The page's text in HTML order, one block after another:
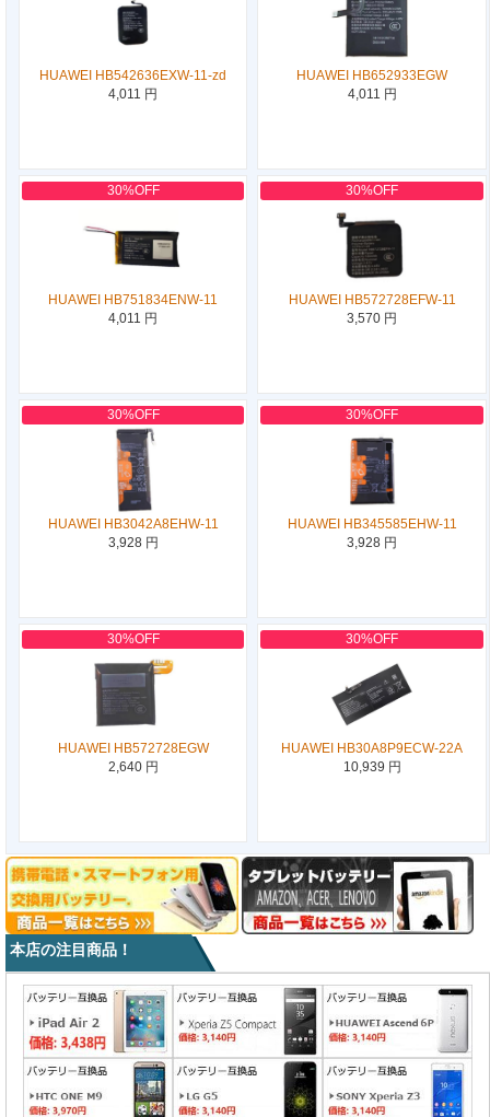
HUAWEI HB542636EXW-11-zd
4,011 円
HUAWEI HB652933EGW
4,011 円
30%OFF
HUAWEI HB751834ENW-11
4,011 円
30%OFF
HUAWEI HB572728EFW-11
3,570 円
30%OFF
HUAWEI HB3042A8EHW-11
3,928 円
30%OFF
HUAWEI HB345585EHW-11
3,928 円
30%OFF
HUAWEI HB572728EGW
2,640 円
30%OFF
HUAWEI HB30A8P9ECW-22A
10,939 円
本店の注目商品！